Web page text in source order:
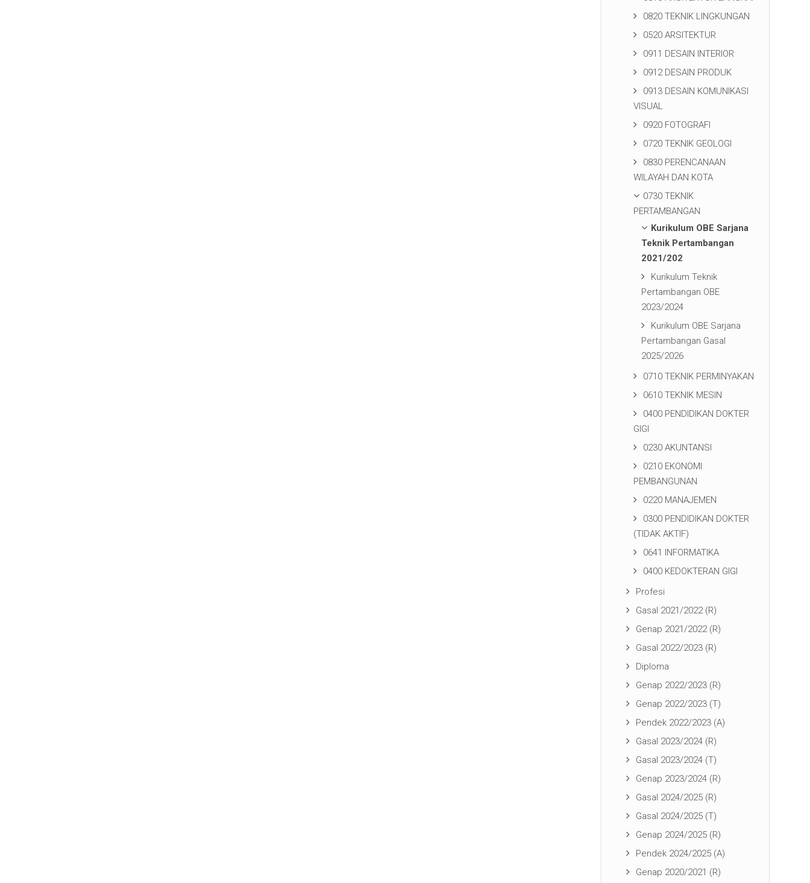
0820 TEKNIK LINGKUNGAN
0520 ARSITEKTUR
0911 DESAIN INTERIOR
0912 DESAIN PRODUK
0913 DESAIN KOMUNIKASI
VISUAL
0920 FOTOGRAFI
0720 TEKNIK GEOLOGI
0830 PERENCANAAN
WILAYAH DAN KOTA
0730 TEKNIK
PERTAMBANGAN
Kurikulum OBE Sarjana
Teknik Pertambangan
2021/202
Kurikulum Teknik
Pertambangan OBE
2023/2024
Kurikulum OBE Sarjana
Pertambangan Gasal
2025/2026
0710 TEKNIK PERMINYAKAN
0610 TEKNIK MESIN
0400 PENDIDIKAN DOKTER
GIGI
0230 AKUNTANSI
0210 EKONOMI
PEMBANGUNAN
0220 MANAJEMEN
0300 PENDIDIKAN DOKTER
(TIDAK AKTIF)
0641 INFORMATIKA
0400 KEDOKTERAN GIGI
Profesi
Gasal 2021/2022 (R)
Genap 2021/2022 (R)
Gasal 2022/2023 (R)
Diploma
Genap 2022/2023 (R)
Genap 2022/2023 (T)
Pendek 2022/2023 (A)
Gasal 2023/2024 (R)
Gasal 2023/2024 (T)
Genap 2023/2024 (R)
Gasal 2024/2025 (R)
Gasal 2024/2025 (T)
Genap 2024/2025 (R)
Pendek 2024/2025 (A)
Genap 2020/2021 (R)